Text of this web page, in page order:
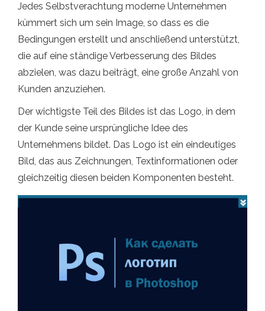
Jedes Selbstverachtung moderne Unternehmen
kümmert sich um sein Image, so dass es die
Bedingungen erstellt und anschließend unterstützt,
die auf eine ständige Verbesserung des Bildes
abzielen, was dazu beiträgt, eine große Anzahl von
Kunden anzuziehen.
Der wichtigste Teil des Bildes ist das Logo, in dem
der Kunde seine ursprüngliche Idee des
Unternehmens bildet. Das Logo ist ein eindeutiges
Bild, das aus Zeichnungen, Textinformationen oder
gleichzeitig diesen beiden Komponenten besteht.